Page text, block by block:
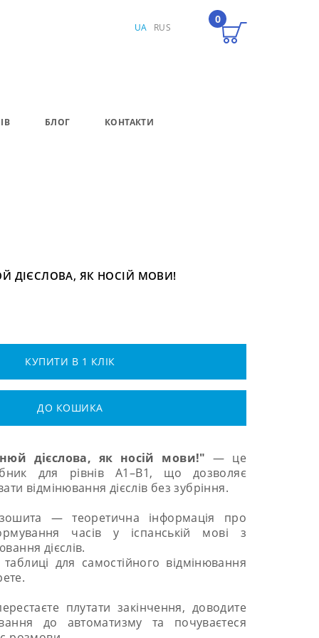
UA RUS
0
БЛОГ КОНТАКТИ
ДІЄСЛОВА, ЯК НОСІЙ МОВИ!
КУПИТИ В 1 КЛІК
ДО КОШИКА
дієслова, як носій мови!" — це
для рівнів A1–B1, що дозволяє
відмінювання дієслів без зубріння.
— теоретична інформація про
часів у іспанській мові з
дієслів.
таблиці для самостійного відмінювання
плутати закінчення, доводите
до автоматизму та почуваєтеся